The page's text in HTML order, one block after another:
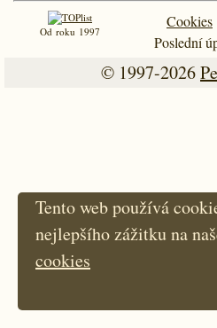
Od roku 1997
Cookies
Poslední
© 1997-2026
Tento web používá
nejlepšího zážitku na
cookies